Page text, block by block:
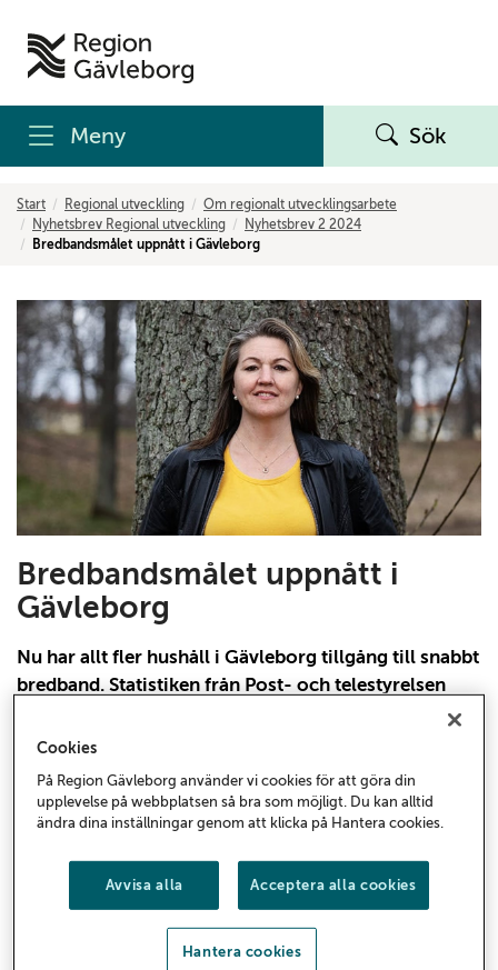
Meny Sök
Start Regional utveckling
Om regionalt utvecklingsarbete
Nyhetsbrev Regional utveckling
Nyhetsbrev 2 2024
Bredbandsmålet uppnått i Gävleborg
Bredbandsmålet uppnått i
Gävleborg
Nu har allt fler hushåll i Gävleborg tillgång till snabbt
bredband. Statistiken från Post- och telestyrelsen
visar att 98,4 procent av hushållen i Gävleborg nu
har tillgång till snabbt bredband på minst 1 Gbit/s.
Så här tänker bredbandskoordinator Annica Aneklev
på Region Gävleborg om måluppfyllelsen, vägen dit
och arbetet framåt:
Hej Annica!
Berätta vad du arbetar med hos Region Gävleborg?
Jag arbetar med regionala utvecklingsfrågor och ett av
Cookies
På Region Gävleborg använder vi cookies för att göra din
upplevelse på webbplatsen så bra som möjligt. Du kan alltid
ändra dina inställningar genom att klicka på Hantera cookies.
Avvisa alla Acceptera alla cookies
Hantera cookies